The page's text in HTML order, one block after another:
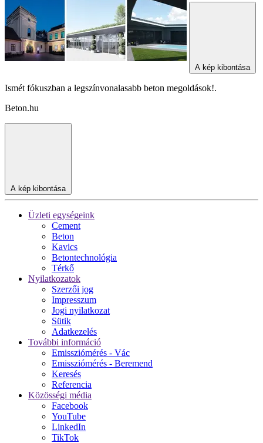
A kép kibontása
Ismét fókuszban a legszínvonalasabb beton megoldások!.
Beton.hu
A kép kibontása
Üzleti egységeink
Cement
Beton
Kavics
Betontechnológia
Térkő
Nyilatkozatok
Szerzői jog
Impresszum
Jogi nyilatkozat
Sütik
Adatkezelés
További információ
Emissziómérés - Vác
Emissziómérés - Beremend
Keresés
Referencia
Közösségi média
Facebook
YouTube
LinkedIn
TikTok